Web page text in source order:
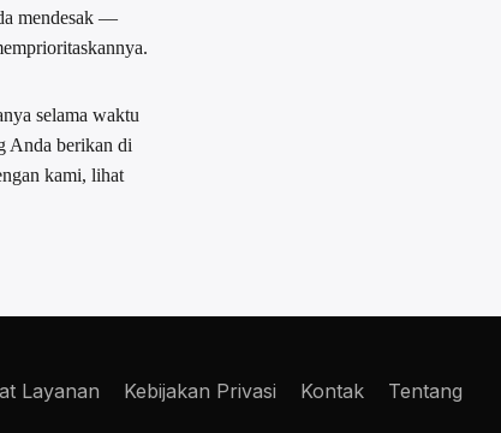
mendesak —
selama waktu
Anda berikan di
kami, lihat
Layanan Kebijakan Privasi Kontak Tentang